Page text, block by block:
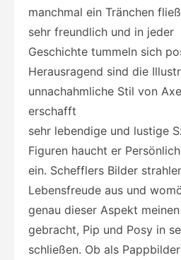
manchmal ein Tränchen
sehr freundlich und in jeder
Geschichte tummeln sich
Herausragend sind die
unnachahmliche Stil von
erschafft
sehr lebendige und lustige
Figuren haucht er
ein. Schefflers Bilder
Lebensfreude aus und
genau dieser Aspekt
gebracht, Pip und Posy in
schließen. Ob als